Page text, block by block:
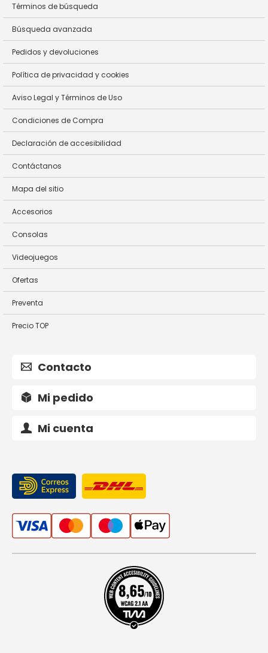
Términos de búsqueda
Búsqueda avanzada
Pedidos y devoluciones
Política de privacidad y cookies
Aviso Legal y Términos de Uso
Condiciones de Compra
Declaración de accesibilidad
Contáctanos
Mapa del sitio
Accesorios
Consolas
Videojuegos
Ofertas
Preventa
Precio TOP
Contacto
Mi pedido
Mi cuenta